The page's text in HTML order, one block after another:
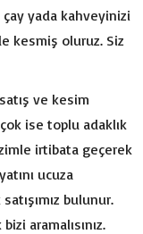
yada kahveyinizi
kesmiş oluruz. Siz
ve kesim
ise toplu adaklık
irtibata geçerek
ucuza
bulunur.
aramalısınız.